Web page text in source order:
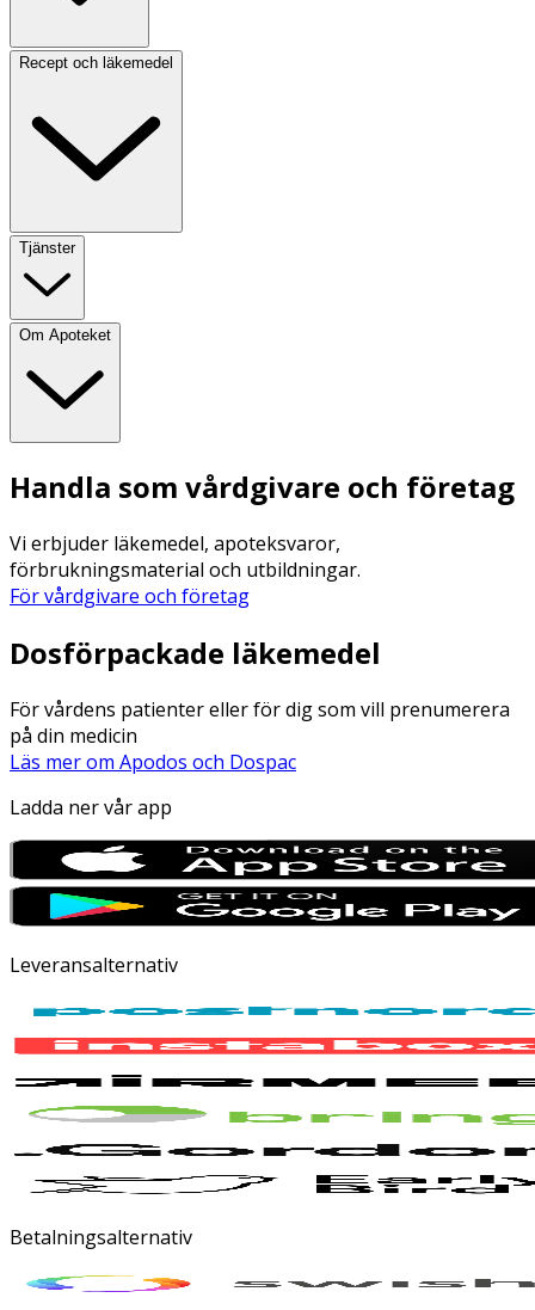
Recept och läkemedel
Tjänster
Om Apoteket
Handla som vårdgivare och företag
Vi erbjuder läkemedel, apoteksvaror,
förbrukningsmaterial och utbildningar.
För vårdgivare och företag
Dosförpackade läkemedel
För vårdens patienter eller för dig som vill prenumerera
på din medicin
Läs mer om Apodos och Dospac
Ladda ner vår app
Leveransalternativ
Betalningsalternativ